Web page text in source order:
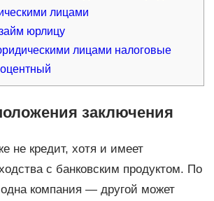
лицами
юрлицу
лицами налоговые
заключения
не кредит, хотя и имеет
с банковским продуктом. По
одна компания — другой может